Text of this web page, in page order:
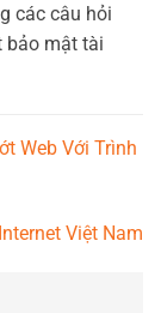
các câu hỏi
bảo mật tài
Web Với Trình
Internet Việt Nam